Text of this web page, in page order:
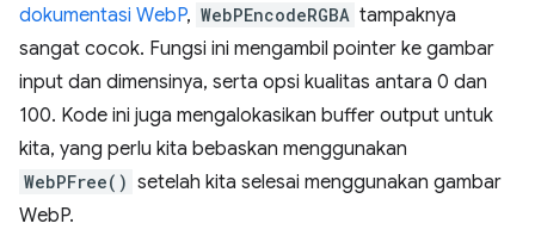
dokumentasi WebP, WebPEncodeRGBA tampaknya
sangat cocok. Fungsi ini mengambil pointer ke gambar
input dan dimensinya, serta opsi kualitas antara 0 dan
100. Kode ini juga mengalokasikan buffer output untuk
kita, yang perlu kita bebaskan menggunakan
WebPFree() setelah kita selesai menggunakan gambar
WebP.